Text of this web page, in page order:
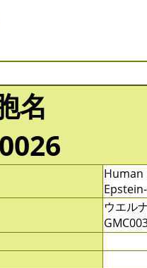
名
ウエル